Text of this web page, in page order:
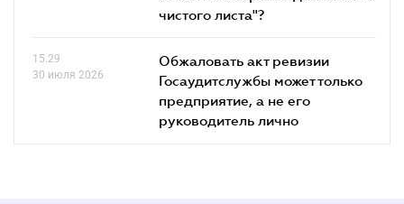
чистого листа"?
15.29
30 июля 2026
Обжаловать акт ревизии
Госаудитслужбы может только
предприятие, а не его
руководитель лично